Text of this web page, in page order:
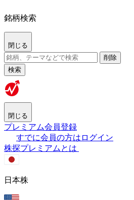
銘柄検索
閉じる
削除
検索
閉じる
プレミアム会員登録
すでに会員の方はログイン
株探プレミアムとは
日本株